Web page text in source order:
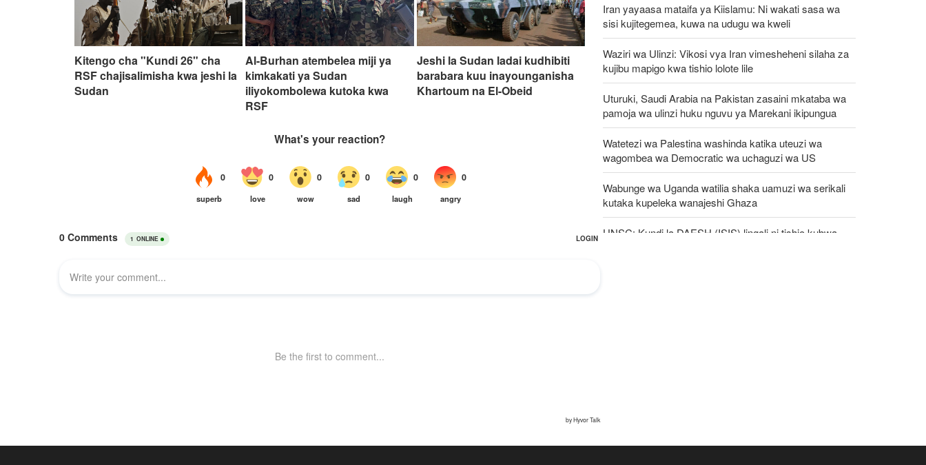
Kitengo cha "Kundi 26" cha
RSF chajisalimisha kwa jeshi la
Sudan
Al-Burhan atembelea miji ya
kimkakati ya Sudan
iliyokombolewa kutoka kwa
RSF
Jeshi la Sudan ladai kudhibiti
barabara kuu inayounganisha
Khartoum na El-Obeid
Iran yayaasa mataifa ya Kiislamu: Ni wakati sasa wa
sisi kujitegemea, kuwa na udugu wa kweli
Waziri wa Ulinzi: Vikosi vya Iran vimesheheni silaha za
kujibu mapigo kwa tishio lolote lile
Uturuki, Saudi Arabia na Pakistan zasaini mkataba wa
pamoja wa ulinzi huku nguvu ya Marekani ikipungua
Watetezi wa Palestina washinda katika uteuzi wa
wagombea wa Democratic wa uchaguzi wa US
Wabunge wa Uganda watilia shaka uamuzi wa serikali
kutaka kupeleka wanajeshi Ghaza
UNSC: Kundi la DAESH (ISIS) lingali ni tishio kubwa